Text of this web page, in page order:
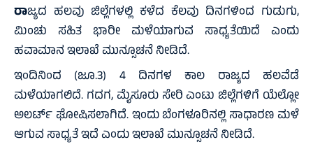
ರಾಜ್ಯದ ಹಲವು ಜಿಲ್ಲೆಗಳಲ್ಲಿ ಕಳೆದ ಕೆಲವು ದಿನಗಳಿಂದ ಗುಡುಗು,
ಮಿಂಚು ಸಹಿತ ಭಾರೀ ಮಳೆಯಾಗುವ ಸಾಧ್ಯತೆಯಿದೆ ಎಂದು
ಹವಾಮಾನ ಇಲಾಖೆ ಮುನ್ಸೂಚನೆ ನೀಡಿದೆ.
ಇಂದಿನಿಂದ (ಜೂ.3) 4 ದಿನಗಳ ಕಾಲ ರಾಜ್ಯದ ಹಲವೆಡೆ
ಮಳೆಯಾಗಲಿದೆ. ಗದಗ, ಮೈಸೂರು ಸೇರಿ ಎಂಟು ಜಿಲ್ಲೆಗಳಿಗೆ ಯೆಲ್ಲೋ
ಅಲರ್ಟ್ ಘೋಷಿಸಲಾಗಿದೆ. ಇಂದು ಬೆಂಗಳೂರಿನಲ್ಲಿ ಸಾಧಾರಣ ಮಳೆ
ಆಗುವ ಸಾಧ್ಯತೆ ಇದೆ ಎಂದು ಇಲಾಖೆ ಮುನ್ಸೂಚನೆ ನೀಡಿದೆ.